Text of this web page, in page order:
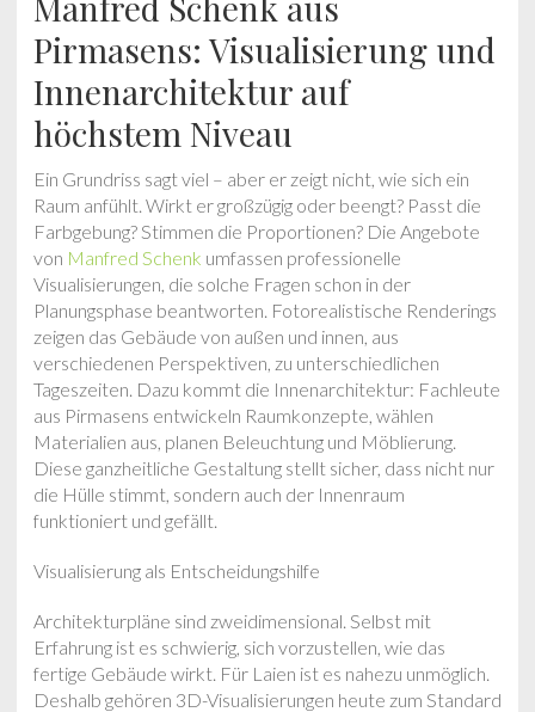
Pirmasens: Visualisierung und
Innenarchitektur auf
höchstem Niveau
Ein Grundriss sagt viel – aber er zeigt nicht, wie sich ein
Raum anfühlt. Wirkt er großzügig oder beengt? Passt die
Farbgebung? Stimmen die Proportionen? Die Angebote
von Manfred Schenk umfassen professionelle
Visualisierungen, die solche Fragen schon in der
Planungsphase beantworten. Fotorealistische Renderings
zeigen das Gebäude von außen und innen, aus
verschiedenen Perspektiven, zu unterschiedlichen
Tageszeiten. Dazu kommt die Innenarchitektur: Fachleute
aus Pirmasens entwickeln Raumkonzepte, wählen
Materialien aus, planen Beleuchtung und Möblierung.
Diese ganzheitliche Gestaltung stellt sicher, dass nicht nur
die Hülle stimmt, sondern auch der Innenraum
funktioniert und gefällt.
Visualisierung als Entscheidungshilfe
Architekturpläne sind zweidimensional. Selbst mit
Erfahrung ist es schwierig, sich vorzustellen, wie das
fertige Gebäude wirkt. Für Laien ist es nahezu unmöglich.
Deshalb gehören 3D-Visualisierungen heute zum Standard